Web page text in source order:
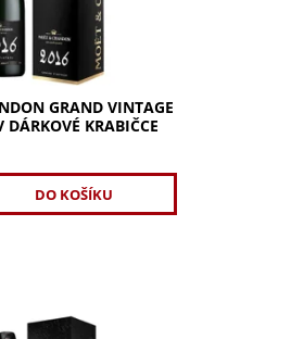
GRAND VINTAGE
KRABIČCE